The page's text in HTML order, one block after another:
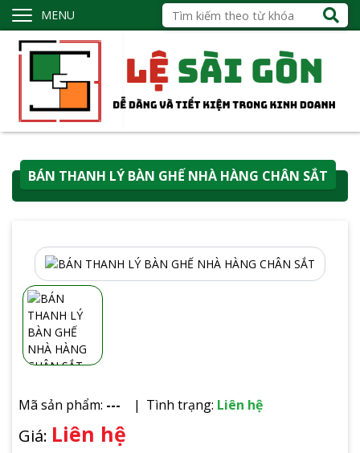
MENU
BÁN THANH LÝ BÀN GHẾ NHÀ HÀNG CHÂN SẮT
Mã sản phẩm: --- Tình trạng: Liên hệ
Giá: Liên hệ